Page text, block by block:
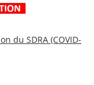
du SDRA (COVID-